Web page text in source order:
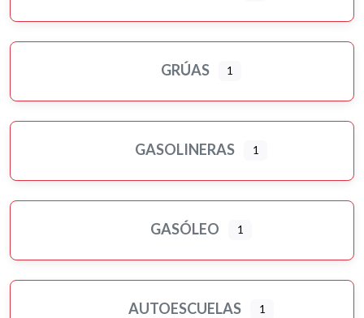
GRÚAS 1
GASOLINERAS 1
GASÓLEO 1
AUTOESCUELAS 1